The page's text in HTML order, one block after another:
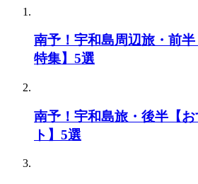
南予！宇和島周辺旅・前
特集】5選
南予！宇和島旅・後半【
ト】5選